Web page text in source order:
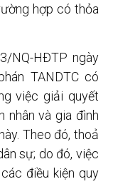
hợp có thỏa
NQ-HĐTP ngày
TANDTC có
việc giải quyết
nhân và gia đình
Theo đó, thoả
sự; do đó, việc
điều kiện quy